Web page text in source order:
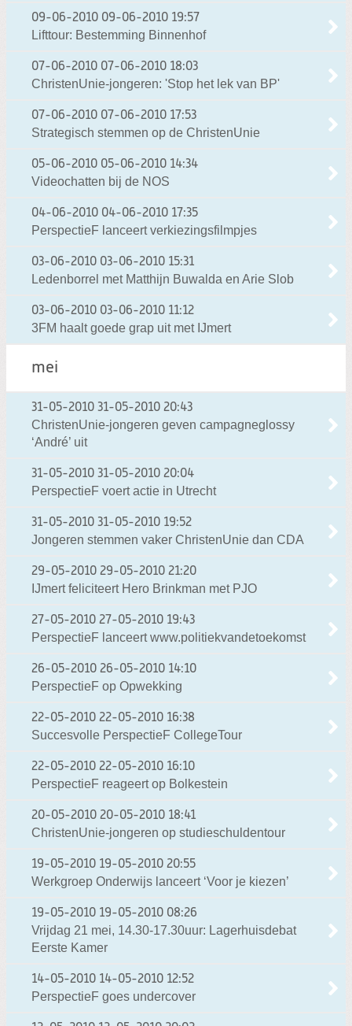
09-06-2010 09-06-2010 19:57
Lifttour: Bestemming Binnenhof
07-06-2010 07-06-2010 18:03
ChristenUnie-jongeren: 'Stop het lek van BP'
07-06-2010 07-06-2010 17:53
Strategisch stemmen op de ChristenUnie
05-06-2010 05-06-2010 14:34
Videochatten bij de NOS
04-06-2010 04-06-2010 17:35
PerspectieF lanceert verkiezingsfilmpjes
03-06-2010 03-06-2010 15:31
Ledenborrel met Matthijn Buwalda en Arie Slob
03-06-2010 03-06-2010 11:12
3FM haalt goede grap uit met IJmert
mei
31-05-2010 31-05-2010 20:43
ChristenUnie-jongeren geven campagneglossy
‘André’ uit
31-05-2010 31-05-2010 20:04
PerspectieF voert actie in Utrecht
31-05-2010 31-05-2010 19:52
Jongeren stemmen vaker ChristenUnie dan CDA
29-05-2010 29-05-2010 21:20
IJmert feliciteert Hero Brinkman met PJO
27-05-2010 27-05-2010 19:43
PerspectieF lanceert www.politiekvandetoekomst
26-05-2010 26-05-2010 14:10
PerspectieF op Opwekking
22-05-2010 22-05-2010 16:38
Succesvolle PerspectieF CollegeTour
22-05-2010 22-05-2010 16:10
PerspectieF reageert op Bolkestein
20-05-2010 20-05-2010 18:41
ChristenUnie-jongeren op studieschuldentour
19-05-2010 19-05-2010 20:55
Werkgroep Onderwijs lanceert ‘Voor je kiezen’
19-05-2010 19-05-2010 08:26
Vrijdag 21 mei, 14.30-17.30uur: Lagerhuisdebat
Eerste Kamer
14-05-2010 14-05-2010 12:52
PerspectieF goes undercover